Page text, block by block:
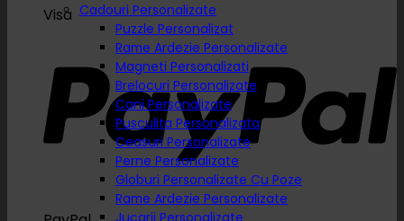
Visa Cadouri Personalizate
Puzzle Personalizat
Rame Ardezie Personalizate
Magneti Personalizati
Brelocuri Personalizate
Cani Personalizate
Pusculita Personalizata
Ceasuri Personalizate
Perne Personalizate
Globuri Personalizate Cu Poze
Rame Ardezie Personalizate
Jucarii Personalizate